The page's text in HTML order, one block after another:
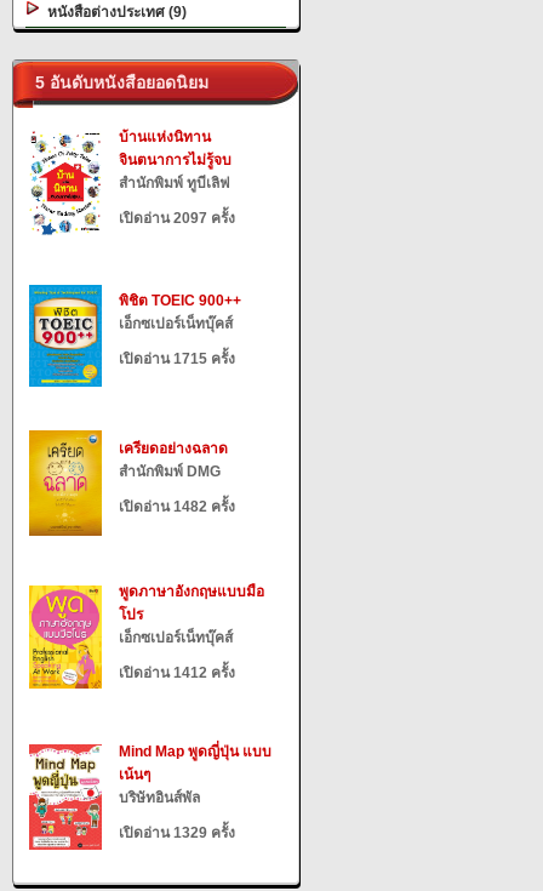
หนังสือต่างประเทศ (9)
5 อันดับหนังสือยอดนิยม
บ้านแห่งนิทาน
จินตนาการไม่รู้จบ
สำนักพิมพ์ ทูบีเลิฟ
เปิดอ่าน 2097 ครั้ง
พิชิต TOEIC 900++
เอ็กซเปอร์เน็ทบุ๊คส์
เปิดอ่าน 1715 ครั้ง
เครียดอย่างฉลาด
สำนักพิมพ์ DMG
เปิดอ่าน 1482 ครั้ง
พูดภาษาอังกฤษแบบมือ
โปร
เอ็กซเปอร์เน็ทบุ๊คส์
เปิดอ่าน 1412 ครั้ง
Mind Map พูดญี่ปุ่น แบบ
เน้นๆ
บริษัทอินส์พัล
เปิดอ่าน 1329 ครั้ง